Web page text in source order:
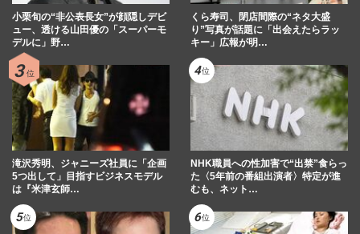
小栗旬の“非公表長女”が顔隠しデビ
ュー、透ける山田優の「スーパーモ
デルに」野…
くら寿司、閉店間際の“ネタ大盛
り”写真が話題に「出会えたらラッ
キー」広報が明…
滝沢秀明、ジャニーズ社員に「企画
5つ出して」目指すビジネスモデル
は『米津玄師…
NHK職員への性加害で“出禁”食らっ
た〈5年前の番組出演者〉特定が進
むも、ネット…